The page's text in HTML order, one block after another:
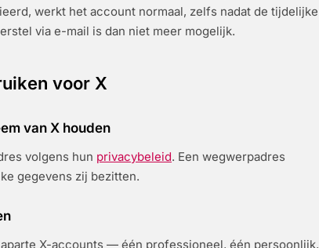
werkt het account normaal, zelfs nadat de tijdelijke
via e-mail is dan niet meer mogelijk.
voor X
van X houden
volgens hun privacybeleid. Een wegwerpadres
gegevens zij bezitten.
X-accounts — één professioneel, één persoonlijk,